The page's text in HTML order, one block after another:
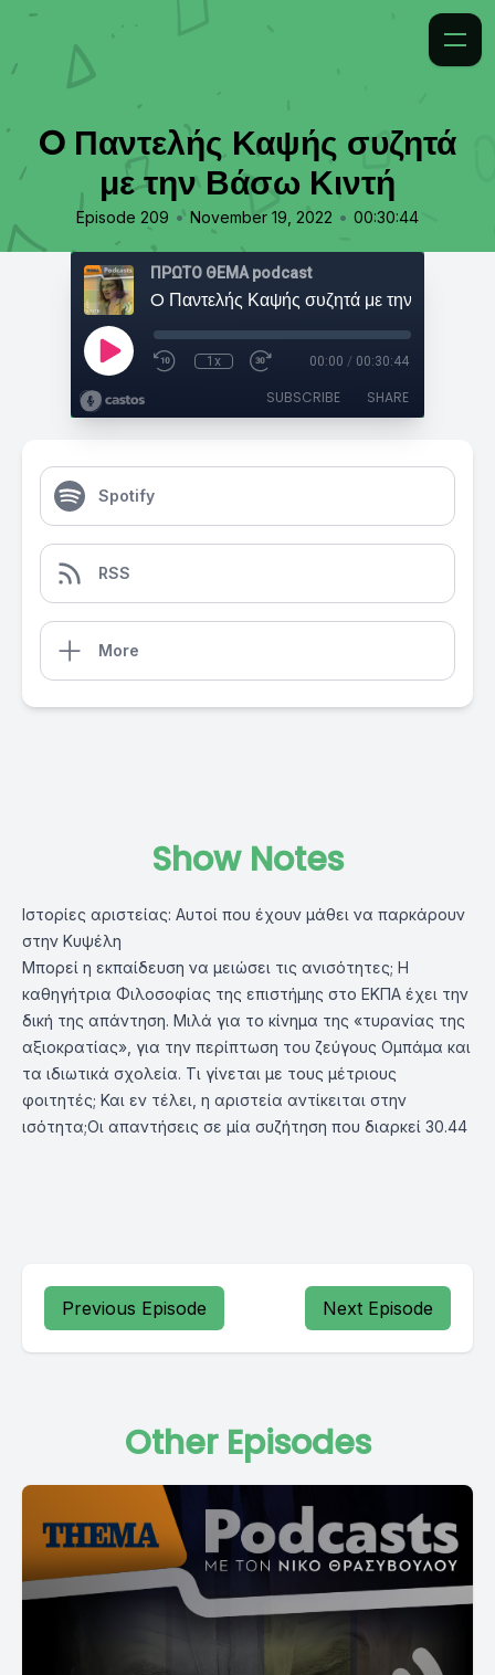
O Παντελής Καψής συζητά
με την Βάσω Κιντή
Episode 209 • November 19, 2022 • 00:30:44
ΠΡΩΤΟ ΘΕΜΑ podcast
O Παντελής Καψής συζητά με την Βάσω
1x 00:00 / 00:30:44
SUBSCRIBE SHARE
Spotify
RSS
More
Show Notes
Ιστορίες αριστείας: Αυτοί που έχουν μάθει να παρκάρουν
στην Κυψέλη
Μπορεί η εκπαίδευση να μειώσει τις ανισότητες; Η
καθηγήτρια Φιλοσοφίας της επιστήμης στο ΕΚΠΑ έχει την
δική της απάντηση. Μιλά για το κίνημα της «τυρανίας της
αξιοκρατίας», για την περίπτωση του ζεύγους Ομπάμα και
τα ιδιωτικά σχολεία. Τι γίνεται με τους μέτριους
φοιτητές; Και εν τέλει, η αριστεία αντίκειται στην
ισότητα;Οι απαντήσεις σε μία συζήτηση που διαρκεί 30.44
Previous Episode Next Episode
Other Episodes